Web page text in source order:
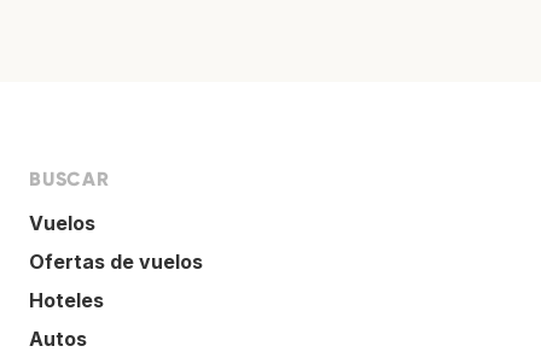
BUSCAR
Vuelos
Ofertas de vuelos
Hoteles
Autos